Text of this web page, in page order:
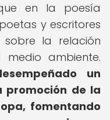
en la poesía
y escritores
la relación
ambiente.
un
promoción de la
fomentando